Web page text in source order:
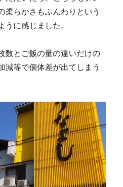
柔らかさもふんわりという
うに感じました。
数とご飯の量の違いだけの
減等で個体差が出てしまう